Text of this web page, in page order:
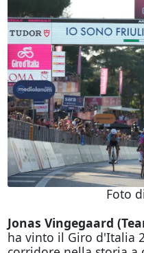
Foto
Jonas Vingegaard
ha vinto il Giro d'Italia